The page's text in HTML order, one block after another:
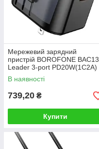
Мережевий зарядний
пристрій BOROFONE BAC13
Leader 3-port PD20W(1C2A)
universal conversion charger
Black
В наявності
739,20 ₴
Купити